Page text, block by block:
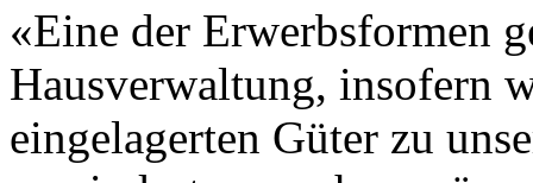
«Eine der Erwerbsformen
Hausverwaltung, insofern
eingelagerten Güter zu